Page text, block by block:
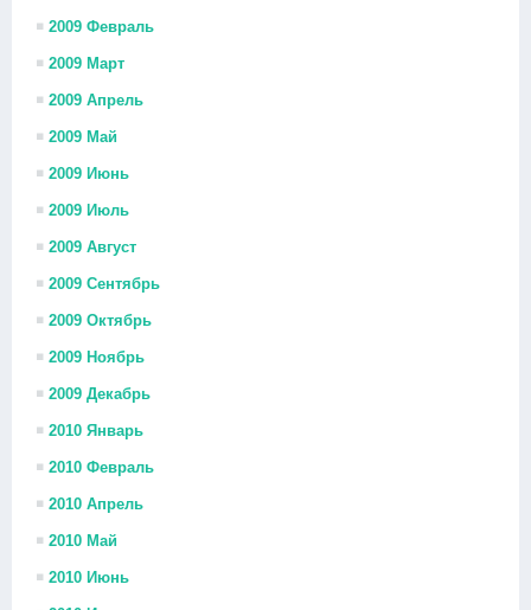
2009 Февраль
2009 Март
2009 Апрель
2009 Май
2009 Июнь
2009 Июль
2009 Август
2009 Сентябрь
2009 Октябрь
2009 Ноябрь
2009 Декабрь
2010 Январь
2010 Февраль
2010 Апрель
2010 Май
2010 Июнь